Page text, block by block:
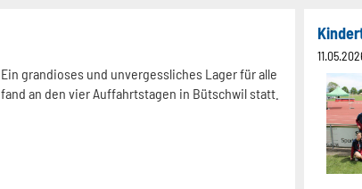
Ein grandioses und unvergessliches Lager für alle
fand an den vier Auffahrtstagen in Bütschwil statt.